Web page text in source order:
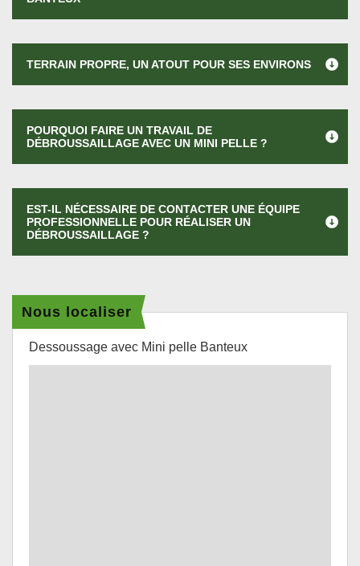
TERRAIN PROPRE, UN ATOUT POUR SES ENVIRONS
POURQUOI FAIRE UN TRAVAIL DE
DÉBROUSSAILLAGE AVEC UN MINI PELLE ?
EST-IL NÉCESSAIRE DE CONTACTER UNE ÉQUIPE
PROFESSIONNELLE POUR RÉALISER UN
DÉBROUSSAILLAGE ?
Nous localiser
Dessoussage avec Mini pelle Banteux